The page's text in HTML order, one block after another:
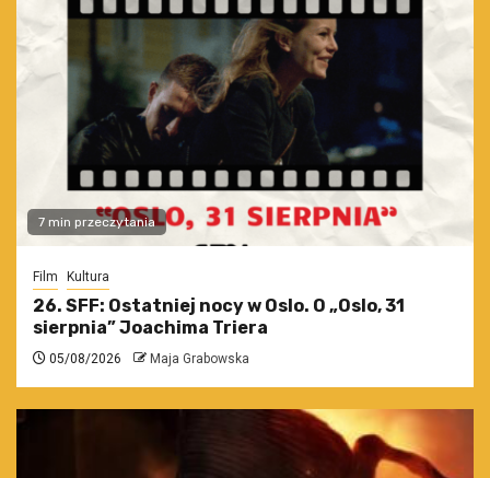
7 min przeczytania
Film Kultura
26. SFF: Ostatniej nocy w Oslo. O „Oslo, 31
sierpnia” Joachima Triera
05/08/2026 Maja Grabowska